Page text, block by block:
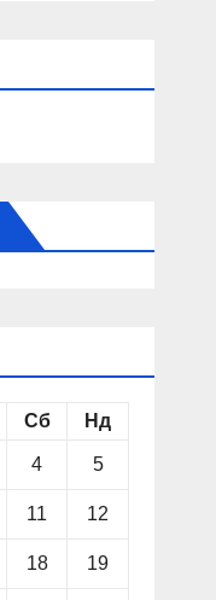
Сб Нд
4 5
11 12
18 19